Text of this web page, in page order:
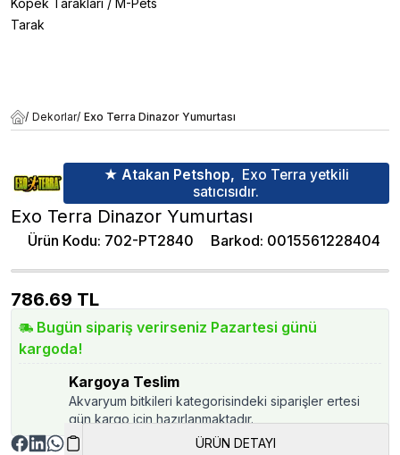
Tarak
/ Dekorlar/ Exo Terra Dinazor Yumurtası
★ Atakan Petshop, Exo Terra yetkili
satıcısıdır.
Exo Terra Dinazor Yumurtası
Ürün Kodu: 702-PT2840 Barkod: 0015561228404
786.69 TL
Bugün sipariş verirseniz Pazartesi günü
kargoda!
Kargoya Teslim
Akvaryum bitkileri kategorisindeki siparişler ertesi
gün kargo için hazırlanmaktadır.
ÜRÜN DETAYI